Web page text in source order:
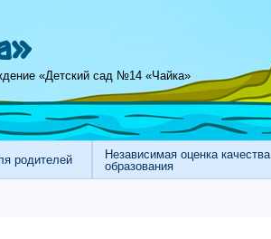
«Детский сад №14 «Чайка»
родителей
Независимая оценка качества
образования